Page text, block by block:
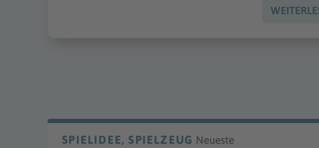
SPIELIDEE, SPIELZEUG Neueste